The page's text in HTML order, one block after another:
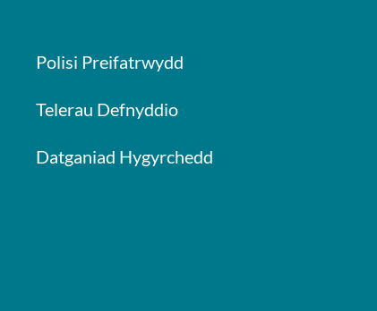
Polisi Preifatrwydd
Telerau Defnyddio
Datganiad Hygyrchedd